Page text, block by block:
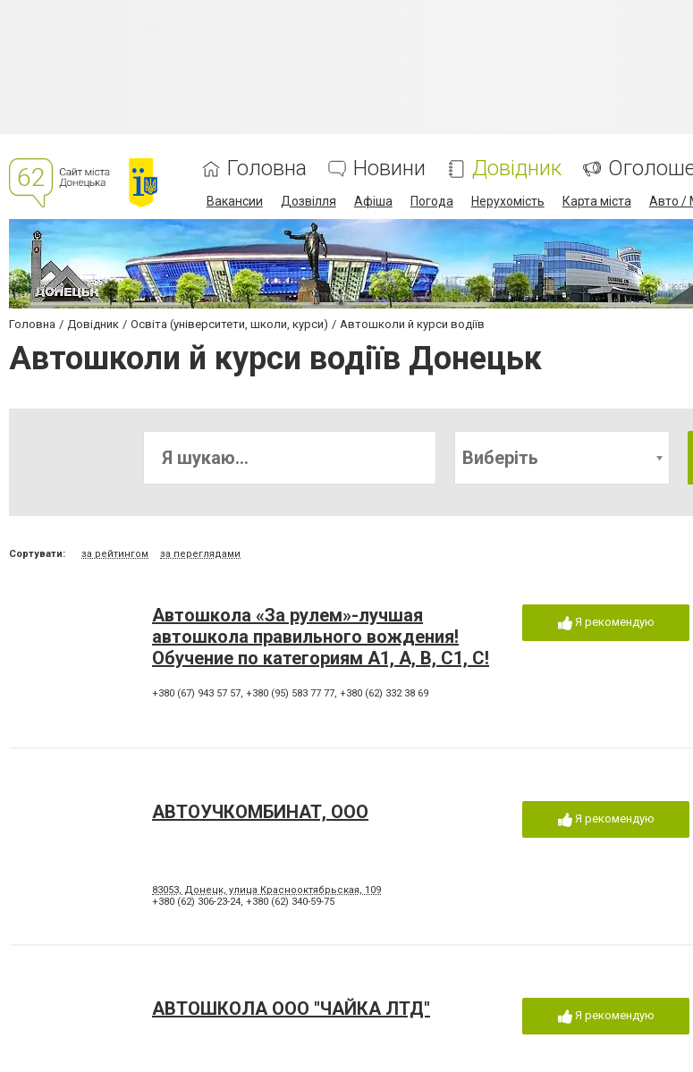
Головна Новини Довідник
Вакансии Дозвілля Афіша Погода Нерухомість Карта міста Авто /
Головна Довідник Освіта (університети, школи, курси) Автошколи й курси водіїв
Автошколи й курси водіїв Донецьк
Виберіть
Сортувати: за рейтингом за переглядами
Автошкола «За рулем»-лучшая
автошкола правильного вождения!
Обучение по категориям А1, А, В, С1, С!
+380 (67) 943 57 57, +380 (95) 583 77 77, +380 (62) 332 38 69
Я рекомендую
АВТОУЧКОМБИНАТ, ООО
83053, Донецк, улица Краснооктябрьская, 109
+380 (62) 306-23-24, +380 (62) 340-59-75
Я рекомендую
АВТОШКОЛА ООО "ЧАЙКА ЛТД" Я рекомендую